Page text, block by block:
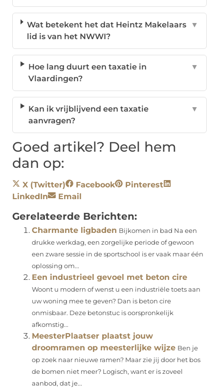
Wat betekent het dat Heintz Makelaars
lid is van het NWWI?
▼
Hoe lang duurt een taxatie in
Vlaardingen?
▼
Kan ik vrijblijvend een taxatie
aanvragen?
▼
Goed artikel? Deel hem
dan op:
X (Twitter) Facebook
Pinterest
LinkedIn
Email
Gerelateerde Berichten:
Charmante ligbaden Bijkomen in bad Na een
drukke werkdag, een zorgelijke periode of gewoon
een zware sessie in de sportschool is er vaak maar één
oplossing om...
Een industrieel gevoel met beton cire
Woont u modern of wenst u een industriële toets aan
uw woning mee te geven? Dan is beton cire
onmisbaar. Deze betonstuc is oorspronkelijk
afkomstig...
MeesterPlaatser plaatst jouw
droomramen op meesterlijke wijze Ben je
op zoek naar nieuwe ramen? Maar zie jij door het bos
de bomen niet meer? Logisch, want er is zoveel
aanbod, dat je...